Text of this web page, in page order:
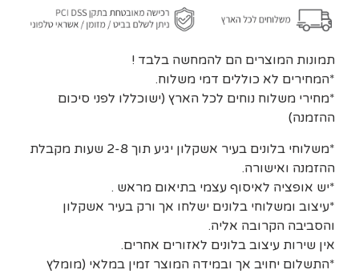
תמונות המוצרים הם להמחשה בלבד !
*המחירים לא כוללים דמי משלוח.
*מחירי משלוח נוחים לכל הארץ (ישוכללו לפני סיכום
ההזמנה)
*משלוחי בלונים בעיר אשקלון יגיע תוך 2-8 שעות מקבלת
ההזמנה ואישורה.
*יש אופציה לאיסוף עצמי בתיאום מראש .
*עיצוב ומשלוחי בלונים ישלחו אך ורק בעיר אשקלון
והסביבה הקרובה אליה.
אין שירות עיצוב בלונים לאזורים אחרים.
*התשלום יחויב אך ובמידה המוצר זמין במלאי (מומלץ